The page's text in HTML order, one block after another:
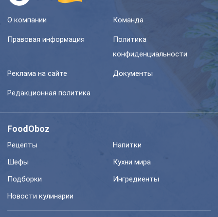
О компании Команда
Правовая информация
Политика
конфиденциальности
Реклама на сайте Документы
Редакционная политика
FoodOboz
Рецепты
Напитки
Шефы
Кухни мира
Подборки
Ингредиенты
Новости кулинарии